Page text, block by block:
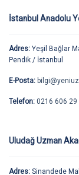
İstanbul Anadolu
Adres: Yeşil Bağlar
Pendik / İstanbul
E-Posta:
Telefon: 0216 606 29
Uludağ Uzman
Adres: Sinandede